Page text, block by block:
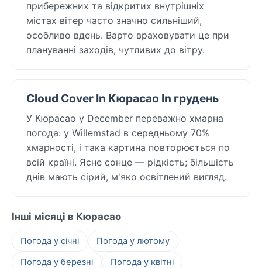
прибережних та відкритих внутрішніх
містах вітер часто значно сильніший,
особливо вдень. Варто враховувати це при
плануванні заходів, чутливих до вітру.
Cloud Cover In Кюрасао In грудень
У Кюрасао у December переважно хмарна
погода: у Willemstad в середньому 70%
хмарності, і така картина повторюється по
всій країні. Ясне сонце — рідкість; більшість
днів мають сірий, м'яко освітлений вигляд.
Інші місяці в Кюрасао
Погода у січні
Погода у лютому
Погода у березні
Погода у квітні